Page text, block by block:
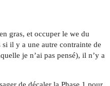
gras, et occuper le we du
si il y a une autre contrainte de
je n’ai pas pensé), il n’y a